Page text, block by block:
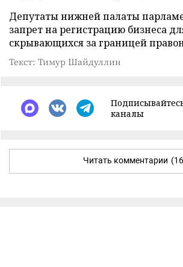
Депутаты нижней палаты
запрет на регистрацию бизнеса
скрывающихся за границей
Текст: Тимур Шайдуллин
каналы
Читать комментарии